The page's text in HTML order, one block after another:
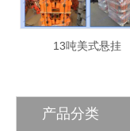
13吨美式悬挂
产品分类